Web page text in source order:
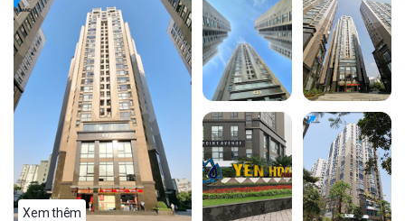
Xem thêm